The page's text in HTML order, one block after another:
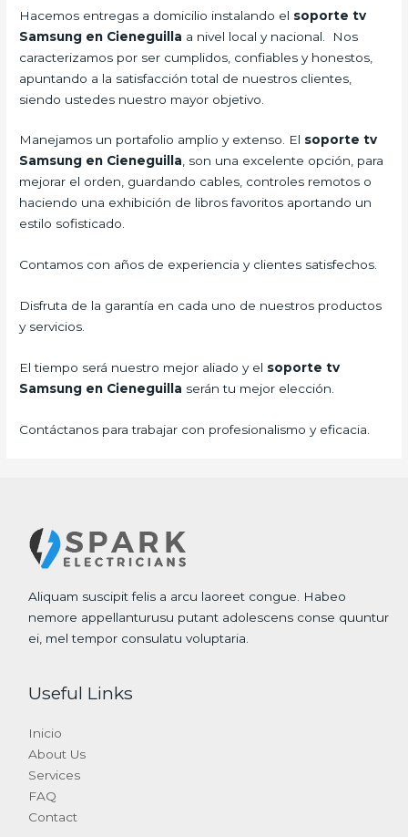
Hacemos entregas a domicilio instalando el soporte tv
Samsung en Cieneguilla a nivel local y nacional. Nos
caracterizamos por ser cumplidos, confiables y honestos,
apuntando a la satisfacción total de nuestros clientes,
siendo ustedes nuestro mayor objetivo.
Manejamos un portafolio amplio y extenso. El soporte tv
Samsung en Cieneguilla, son una excelente opción, para
mejorar el orden, guardando cables, controles remotos o
haciendo una exhibición de libros favoritos aportando un
estilo sofisticado.
Contamos con años de experiencia y clientes satisfechos.
Disfruta de la garantía en cada uno de nuestros productos
y servicios.
El tiempo será nuestro mejor aliado y el soporte tv
Samsung en Cieneguilla serán tu mejor elección.
Contáctanos para trabajar con profesionalismo y eficacia.
Aliquam suscipit felis a arcu laoreet congue. Habeo
nemore appellanturusu putant adolescens conse quuntur
ei, mel tempor consulatu voluptaria.
Useful Links
Inicio
About Us
Services
FAQ
Contact